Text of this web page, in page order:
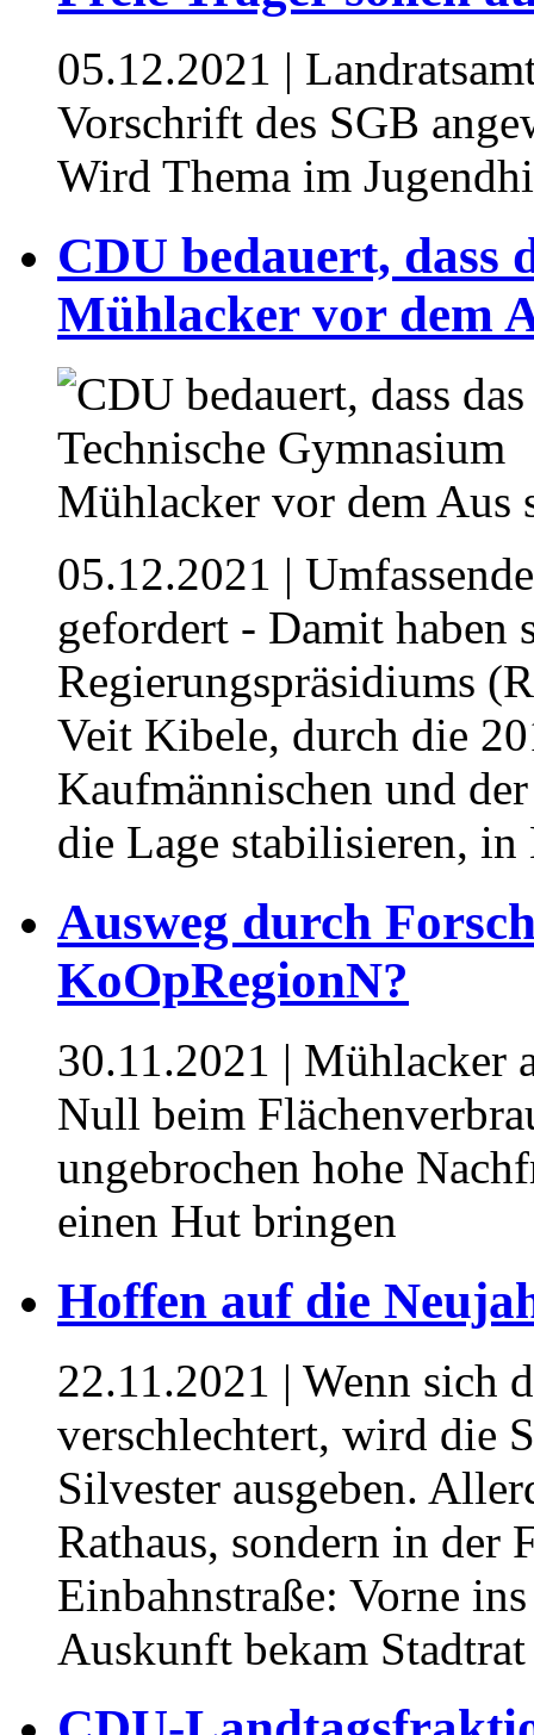
05.12.2021 |
Vorschrift des SGB
Wird Thema im
CDU bedauert, dass
Mühlacker vor dem
05.12.2021 |
gefordert - Damit haben
Regierungspräsidiums
Veit Kibele, durch die
Kaufmännischen und
die Lage stabilisieren,
Ausweg durch
KoOpRegionN?
30.11.2021 | Mühlacker
Null beim
ungebrochen hohe
einen Hut bringen
Hoffen auf die
22.11.2021 | Wenn sich
verschlechtert, wird die
Silvester ausgeben.
Rathaus, sondern in der
Einbahnstraße: Vorne
Auskunft bekam